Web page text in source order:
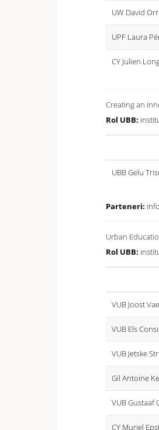
UW David
UPF Laura
CY Julien
Creating an
Rol UBB:
UBB Gelu
Parteneri:
Urban
Rol UBB:
VUB Joost
VUB Els
VUB Jetske
Gil Antoine
VUB Gustaaf
CY Muriel